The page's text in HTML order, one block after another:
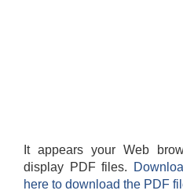
It appears your Web
display PDF files.
here to download the PDF